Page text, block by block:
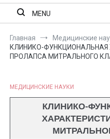
MENU
Главная
Медицинские
КЛИНИКО-ФУНКЦИОНАЛЬНАЯ
ПРОЛАПСА МИТРАЛЬНОГО
МЕДИЦИНСКИЕ НАУКИ
КЛИНИКО-